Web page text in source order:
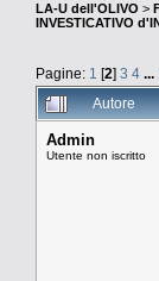
LA-U dell'OLIVO >
INVESTICATIVO
Pagine: 1 [2] 3 4 ...
Autore
Admin
Utente non iscritto